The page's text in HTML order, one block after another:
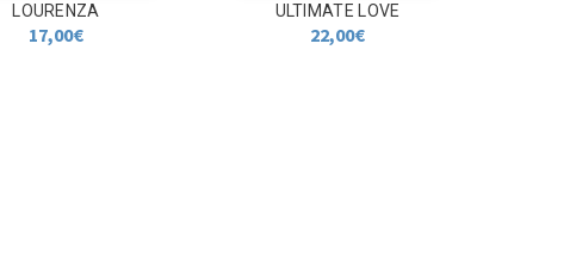
LOURENZA
17,00€
ULTIMATE LOVE
22,00€